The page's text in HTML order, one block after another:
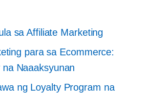
sa Affiliate Marketing
para sa Ecommerce:
Naaaksyunan
ng Loyalty Program na